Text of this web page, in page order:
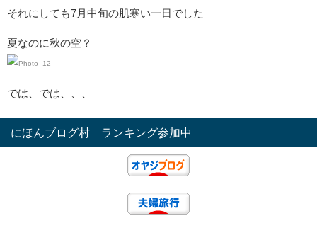
それにしても7月中旬の肌寒い一日でした
夏なのに秋の空？
では、では、、、
にほんブログ村 ランキング参加中